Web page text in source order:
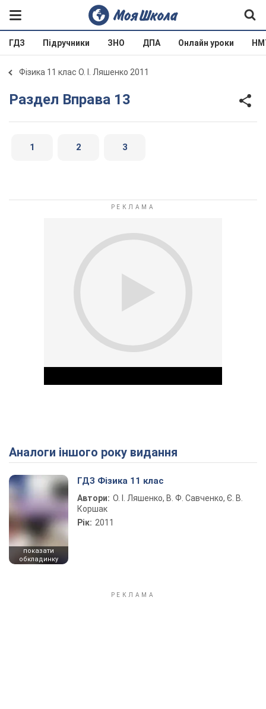
ГДЗ Підручники ЗНО ДПА Онлайн уроки
Фізика 11 клас О. І. Ляшенко 2011
Раздел Вправа 13
1 2 3
Play Video
Аналоги іншого року видання
показати
обкладинку
ГДЗ Фізика 11 клас
Автори: О. І. Ляшенко, В. Ф. Савченко, Є. В.
Коршак
Рік: 2011